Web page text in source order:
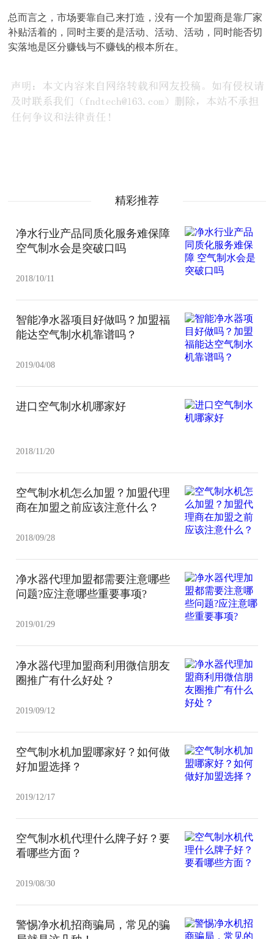
总而言之，市场要靠自己来打造，没有一个加盟商是靠厂家
补贴活着的，同时主要的是活动、活动、活动，同时能否切
实落地是区分赚钱与不赚钱的根本所在。
精彩推荐
净水行业产品同质化服务难保障
空气制水会是突破口吗
2018/10/11
智能净水器项目好做吗？加盟福
能达空气制水机靠谱吗？
2019/04/08
进口空气制水机哪家好
2018/11/20
空气制水机怎么加盟？加盟代理
商在加盟之前应该注意什么？
2018/09/28
净水器代理加盟都需要注意哪些
问题?应注意哪些重要事项?
2019/01/29
净水器代理加盟商利用微信朋友
圈推广有什么好处？
2019/09/12
空气制水机加盟哪家好？如何做
好加盟选择？
2019/12/17
空气制水机代理什么牌子好？要
看哪些方面？
2019/08/30
警惕净水机招商骗局，常见的骗